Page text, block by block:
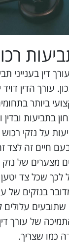
דין בענייני
עורך הדין דויד
ביותר
בתביעות ובדין
על נזקי
חיים זה לצד
מצערים של נזק
לכך שכל צד
בנזקים של
של עורך
כמו שצריך.